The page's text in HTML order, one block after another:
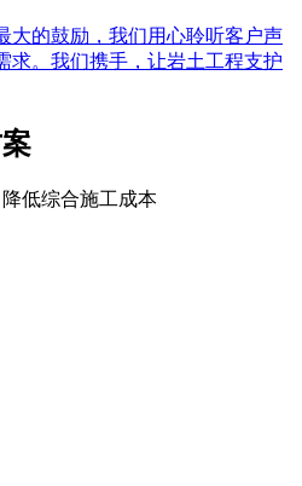
大的鼓励，我们用心聆听客户声
求。我们携手，让岩土工程支护
低综合施工成本